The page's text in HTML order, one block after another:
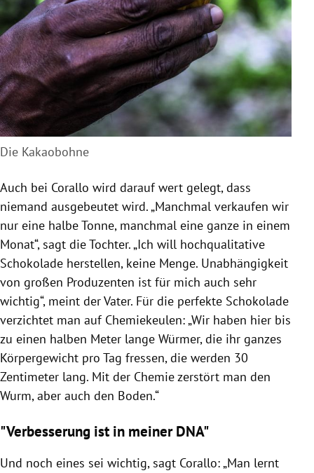
Die Kakaobohne
Auch bei Corallo wird darauf wert gelegt, dass
niemand ausgebeutet wird. „Manchmal verkaufen wir
nur eine halbe Tonne, manchmal eine ganze in einem
Monat“, sagt die Tochter. „Ich will hochqualitative
Schokolade herstellen, keine Menge. Unabhängigkeit
von großen Produzenten ist für mich auch sehr
wichtig“, meint der Vater. Für die perfekte Schokolade
verzichtet man auf Chemiekeulen: „Wir haben hier bis
zu einen halben Meter lange Würmer, die ihr ganzes
Körpergewicht pro Tag fressen, die werden 30
Zentimeter lang. Mit der Chemie zerstört man den
Wurm, aber auch den Boden.“
"Verbesserung ist in meiner DNA"
Und noch eines sei wichtig, sagt Corallo: „Man lernt